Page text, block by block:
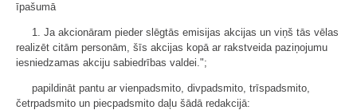
īpašumā
1. Ja akcionāram pieder slēgtās emisijas akcijas un viņš tās vēlas
realizēt citām personām, šīs akcijas kopā ar rakstveida paziņojumu
iesniedzamas akciju sabiedrības valdei.";
papildināt pantu ar vienpadsmito, divpadsmito, trīspadsmito,
četrpadsmito un piecpadsmito daļu šādā redakcijā: